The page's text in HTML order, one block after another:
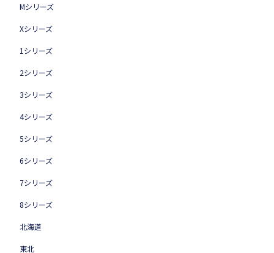
Mシリーズ
Xシリーズ
1シリーズ
2シリーズ
3シリーズ
4シリーズ
5シリーズ
6シリーズ
7シリーズ
8シリーズ
北海道
東北